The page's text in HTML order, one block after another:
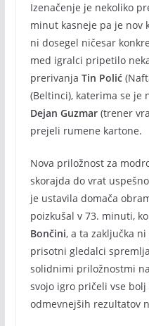
Izenačenje je nekoliko
minut kasneje pa je nov
ni dosegel ničesar
med igralci pripetilo
prerivanja Tin Polić
(Beltinci), katerima se je
Dejan Guzmar(trener
prejeli rumene kartone.
Nova priložnost za
skorajda do vrat
je ustavila domača
poizkušal v 73. minuti,
Bončini, a ta zaključka
prisotni gledalci
solidnimi priložnostmi
svojo igro pričeli vse bolj
odmevnejših rezultatov